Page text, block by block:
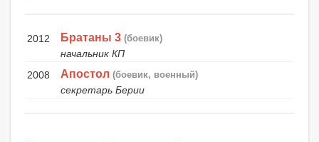
2012 Братаны 3 (боевик)
начальник КП
2008
Апостол (боевик, военный)
секретарь Берии